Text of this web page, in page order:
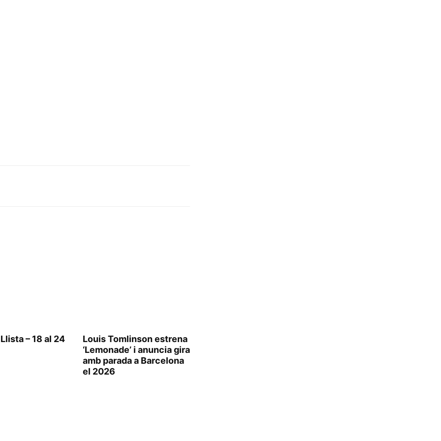
– 18 al 24
Louis Tomlinson estrena
‘Lemonade’ i anuncia gira
amb parada a Barcelona
el 2026